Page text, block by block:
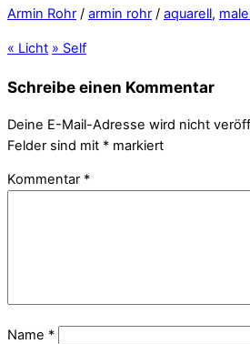
Armin Rohr / armin rohr / aquarell,
« Licht » Self
Schreibe einen Kommentar
Deine E-Mail-Adresse wird nicht
Felder sind mit * markiert
Kommentar *
Name *